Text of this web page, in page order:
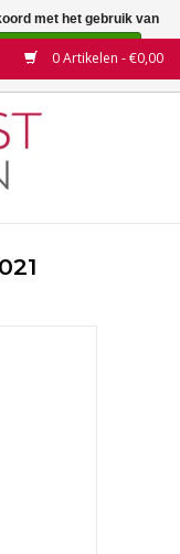
0 Artikelen - €0,00
met het gebruik van